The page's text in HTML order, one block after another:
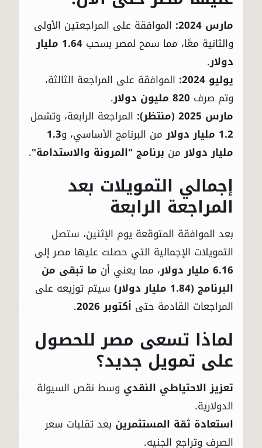
مارس 2024:
الموافقة على المراجعتين الأولى
والثانية معًا، مما سمح لمصر بسحب
1.64 مليار
دولار.
يوليو 2024:
الموافقة على المراجعة الثالثة،
وتم صرف 820 مليون دولار
.
مارس 2025 (منتظر):
المراجعة الرابعة، وتشمل
1.2 مليار دولار
من البرنامج الأساسي، و1.3
مليار دولارمن برنامج "المرونة والاستدامة".
إجمالي التمويلات بعد
المراجعة الرابعة
بعد الموافقة المتوقعة يوم الإثنين، ستصل
التمويلات الإجمالية التي حصلت عليها مصر إلى
6.16 مليار دولار
، مما يعني أن ما تبقى من
البرنامج (1.84 مليار دولار)
سيتم توزيعه على
المراجعات القادمة حتى أكتوبر 2026 .
لماذا تسعى مصر للحصول
على تمويل جديد؟
تعزيز الاحتياطي النقدي وسط نقص السيولة
الدولارية.
استعادة ثقة المستثمرين بعد تقلبات سعر
الصرف وتراجع الجنيه.